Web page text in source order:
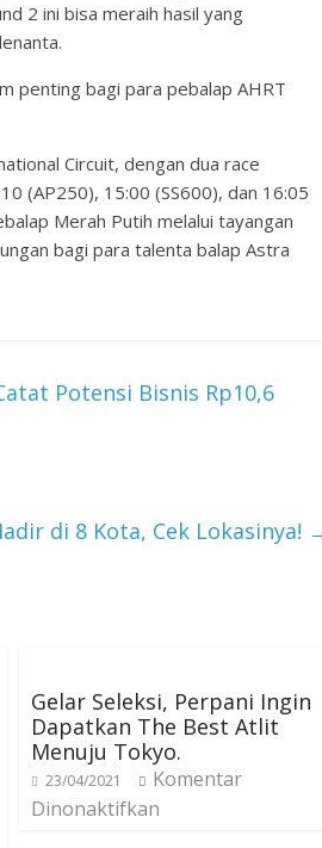
2 ini bisa meraih hasil yang
penting bagi para pebalap AHRT
Circuit, dengan dua race
(AP250), 15:00 (SS600), dan 16:05
Merah Putih melalui tayangan
bagi para talenta balap Astra
Potensi Bisnis Rp10,6
di 8 Kota, Cek Lokasinya!
Gelar Seleksi, Perpani Ingin
Dapatkan The Best Atlit
Menuju Tokyo.
23/04/2021
Komentar
Dinonaktifkan